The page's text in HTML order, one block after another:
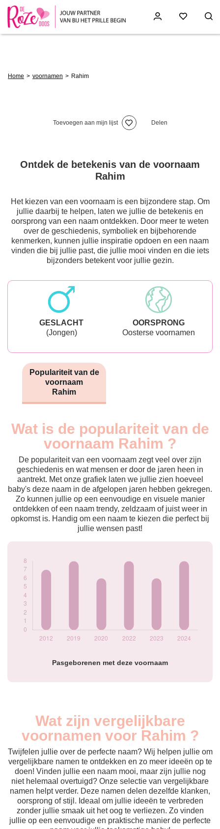
Home voornamen Rahim
Toevoegen aan mijn lijst Delen
Ontdek de betekenis van de voornaam
Rahim
Het kiezen van een voornaam is een bijzondere stap. Om
jullie daarbij te helpen, laten we jullie de betekenis en
oorsprong van een naam ontdekken. Door meer te weten
over de geschiedenis, symboliek en bijbehorende
kenmerken, kunnen jullie inspiratie opdoen en een naam
vinden die bij jullie past, die jullie mooi vinden en die iets
bijzonders betekent voor jullie gezin.
GESLACHT
(Jongen)
OORSPRONG
Oosterse voornamen
Populariteit van de
voornaam
Rahim
Wat is de populariteit van de
voornaam Rahim ?
De populariteit van een voornaam zegt veel over zijn
geschiedenis en wat mensen er door de jaren heen in
aantrekt. Met onze grafiek laten we jullie zien hoeveel
baby's deze naam in de afgelopen jaren hebben gekregen.
Zo kunnen jullie op een eenvoudige en visuele manier
ontdekken of een naam trendy, zeldzaam of juist weer in
opkomst is. Handig om een naam te kiezen die perfect bij
jullie wensen past!
Pasgeborenen met deze voornaam
Popularité du
Année
Nouveaux-
nés
2019
8
2020
6
2022
8
2023
6
2024
8
Wat zijn vergelijkbare
voornamen voor Rahim ?
Twijfelen jullie over de perfecte naam? Wij helpen jullie om
vergelijkbare namen te ontdekken en zo meer ideeën op te
doen! Vinden jullie een naam mooi, maar zijn jullie nog
niet helemaal overtuigd? Onze selectie van vergelijkbare
namen helpt verder. Deze namen delen dezelfde klanken,
oorsprong of stijl. Ideaal om jullie ideeën te verbreden
zonder jullie smaak uit het oog te verliezen. Zo vinden
jullie op een eenvoudige en praktische manier de perfecte